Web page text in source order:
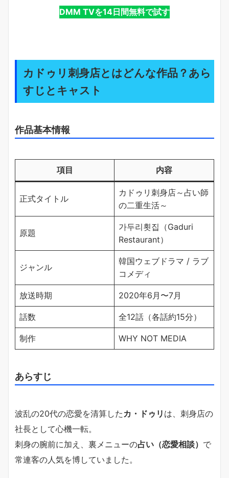
DMM TVを14日間無料で試す
カドゥリ刺身店とはどんな作品？あら
すじとキャスト
作品基本情報
項目 内容
正式タイトル
カドゥリ刺身店～占い師
の二重生活～
原題
가두리횟집（Gaduri
Restaurant）
ジャンル
韓国ウェブドラマ / ラブ
コメディ
放送時期 2020年6月〜7月
話数 全12話（各話約15分）
制作 WHY NOT MEDIA
あらすじ
波乱の20代の恋愛を清算したカ・ドゥリ は、刺身店の
社長として心機一転。
刺身の腕前に加え、裏メニューの占い（恋愛相談） で
常連客の人気を博していました。